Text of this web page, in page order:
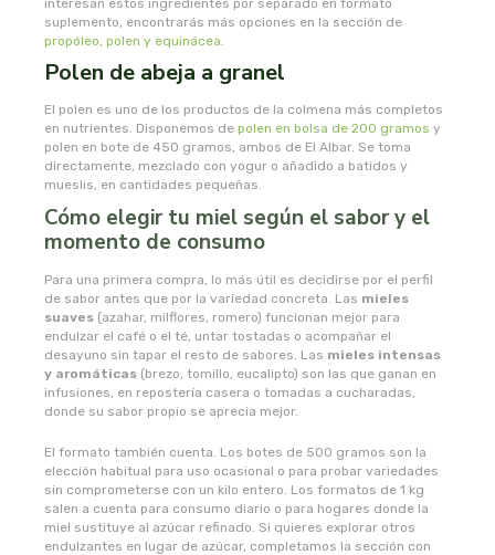
interesan estos ingredientes por separado en formato
suplemento, encontrarás más opciones en la sección de
propóleo, polen y equinácea.
Polen de abeja a granel
El polen es uno de los productos de la colmena más completos
en nutrientes. Disponemos de polen en bolsa de 200 gramos y
polen en bote de 450 gramos, ambos de El Albar. Se toma
directamente, mezclado con yogur o añadido a batidos y
mueslis, en cantidades pequeñas.
Cómo elegir tu miel según el sabor y el
momento de consumo
Para una primera compra, lo más útil es decidirse por el perfil
de sabor antes que por la variedad concreta. Las mieles
suaves (azahar, milflores, romero) funcionan mejor para
endulzar el café o el té, untar tostadas o acompañar el
desayuno sin tapar el resto de sabores. Las mieles intensas
y aromáticas (brezo, tomillo, eucalipto) son las que ganan en
infusiones, en repostería casera o tomadas a cucharadas,
donde su sabor propio se aprecia mejor.
El formato también cuenta. Los botes de 500 gramos son la
elección habitual para uso ocasional o para probar variedades
sin comprometerse con un kilo entero. Los formatos de 1 kg
salen a cuenta para consumo diario o para hogares donde la
miel sustituye al azúcar refinado. Si quieres explorar otros
endulzantes en lugar de azúcar, completamos la sección con
madal bal-puris
mahen
marcus rohrer
marnys
masmi
medicura
mimasa
mon
monki
msr laboratorios